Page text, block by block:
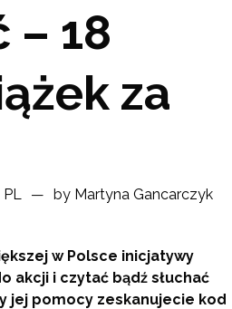
– 18
za
by Martyna Gancarczyk
w Polsce inicjatywy
akcji i czytać bądź słuchać
jej pomocy zeskanujecie kod